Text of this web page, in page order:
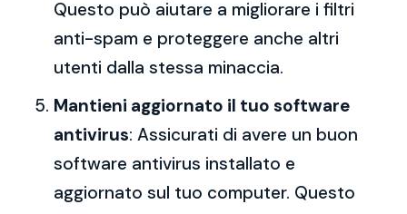
Questo può aiutare a migliorare i filtri
anti-spam e proteggere anche altri
utenti dalla stessa minaccia.
Mantieni aggiornato il tuo software
antivirus: Assicurati di avere un buon
software antivirus installato e
aggiornato sul tuo computer. Questo